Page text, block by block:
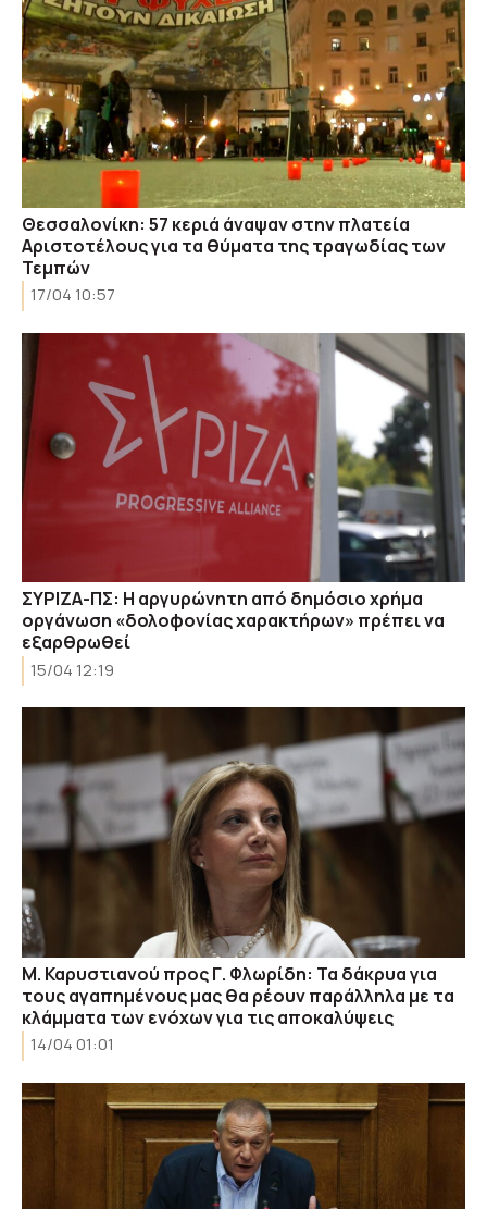
Θεσσαλονίκη: 57 κεριά άναψαν στην πλατεία
Αριστοτέλους για τα θύματα της τραγωδίας των
Τεμπών
17/04 10:57
ΣΥΡΙΖΑ-ΠΣ: Η αργυρώνητη από δημόσιο χρήμα
οργάνωση «δολοφονίας χαρακτήρων» πρέπει να
εξαρθρωθεί
15/04 12:19
Μ. Καρυστιανού προς Γ. Φλωρίδη: Τα δάκρυα για
τους αγαπημένους μας θα ρέουν παράλληλα με τα
κλάμματα των ενόχων για τις αποκαλύψεις
14/04 01:01